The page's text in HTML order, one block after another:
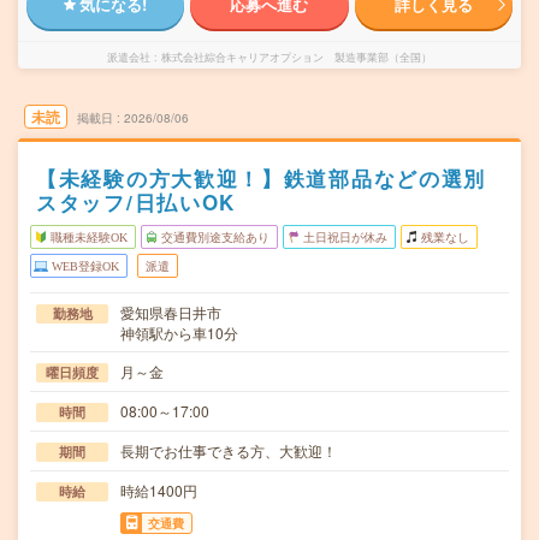
派遣会社 株式会社綜合キャリアオプション 製造事業部（全国）
未読 掲載日 2026/08/06
【未経験の方大歓迎！】鉄道部品などの選別
スタッフ/日払いOK
職種未経験OK 交通費別途支給あり 土日祝日が休み 残業なし
WEB登録OK 派遣
勤務地
愛知県春日井市
神領駅から車10分
曜日頻度 月～金
時間 08:00～17:00
期間 長期でお仕事できる方、大歓迎！
時給 時給1400円
交通費